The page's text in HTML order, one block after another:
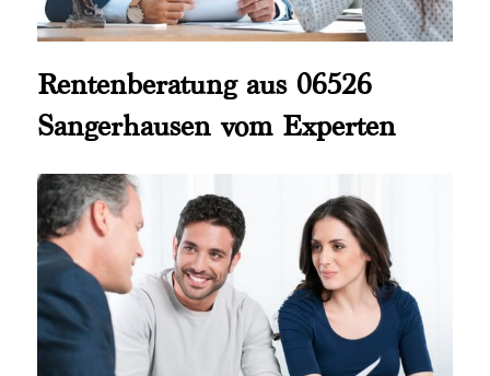
Rentenberatung aus 06526
Sangerhausen vom Experten